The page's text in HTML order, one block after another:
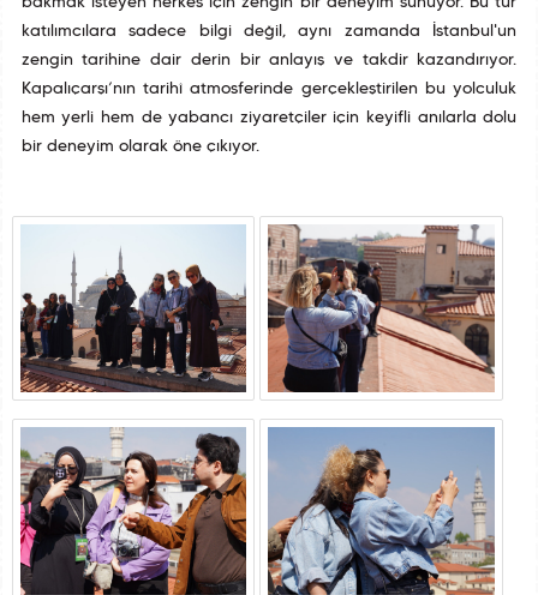
bakmak isteyen herkes için zengin bir deneyim sunuyor. Bu tur
katılımcılara sadece bilgi değil, aynı zamanda İstanbul'un
zengin tarihine dair derin bir anlayış ve takdir kazandırıyor.
Kapalıçarşı’nın tarihî atmosferinde gerçekleştirilen bu yolculuk
hem yerli hem de yabancı ziyaretçiler için keyifli anılarla dolu
bir deneyim olarak öne çıkıyor.